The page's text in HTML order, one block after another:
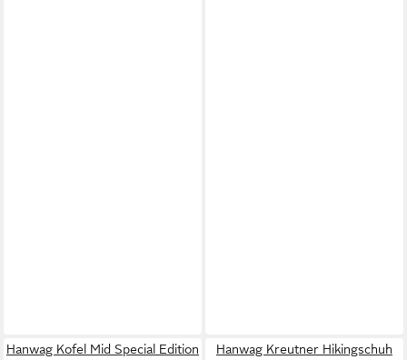
Hanwag Kofel Mid Special Edition
Hanwag Kreutner Hikingschuh